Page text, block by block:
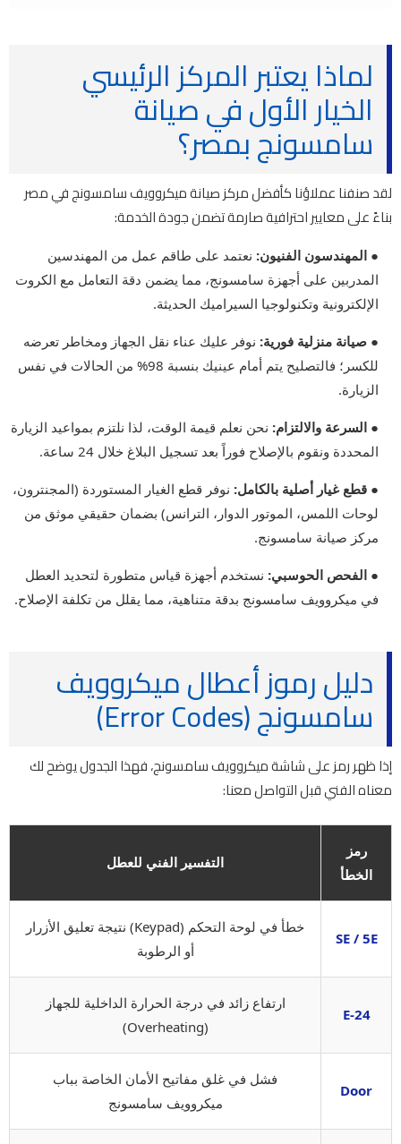
لماذا يعتبر المركز الرئيسي
الخيار الأول في صيانة
سامسونج بمصر؟
لقد صنفنا عملاؤنا كأفضل مركز صيانة ميكروويف سامسونج في مصر
بناءً على معايير احترافية صارمة تضمن جودة الخدمة:
● المهندسون الفنيون: نعتمد على طاقم عمل من المهندسين
المدربين على أجهزة سامسونج، مما يضمن دقة التعامل مع الكروت
الإلكترونية وتكنولوجيا السيراميك الحديثة.
● صيانة منزلية فورية: نوفر عليك عناء نقل الجهاز ومخاطر تعرضه
للكسر؛ فالتصليح يتم أمام عينيك بنسبة 98% من الحالات في نفس
الزيارة.
● السرعة والالتزام: نحن نعلم قيمة الوقت، لذا نلتزم بمواعيد الزيارة
المحددة ونقوم بالإصلاح فوراً بعد تسجيل البلاغ خلال 24 ساعة.
● قطع غيار أصلية بالكامل: نوفر قطع الغيار المستوردة (المجنترون،
لوحات اللمس، الموتور الدوار، الترانس) بضمان حقيقي موثق من
مركز صيانة سامسونج.
● الفحص الحوسبي: نستخدم أجهزة قياس متطورة لتحديد العطل
في ميكروويف سامسونج بدقة متناهية، مما يقلل من تكلفة الإصلاح.
دليل رموز أعطال ميكروويف
سامسونج (Error Codes)
إذا ظهر رمز على شاشة ميكروويف سامسونج، فهذا الجدول يوضح لك
معناه الفني قبل التواصل معنا:
رمز
الخطأ
التفسير الفني للعطل
SE / 5E
خطأ في لوحة التحكم (Keypad) نتيجة تعليق الأزرار
أو الرطوبة
E-24
ارتفاع زائد في درجة الحرارة الداخلية للجهاز
(Overheating)
Door
فشل في غلق مفاتيح الأمان الخاصة بباب
ميكروويف سامسونج